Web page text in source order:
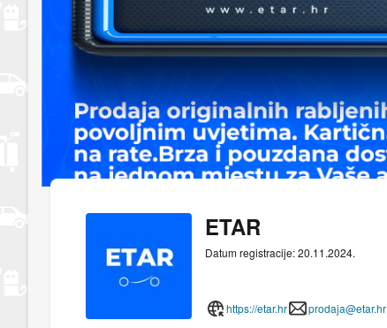
ETAR
Datum registracije: 20.11.2024.
https://etar.hr prodaja@etar.hr